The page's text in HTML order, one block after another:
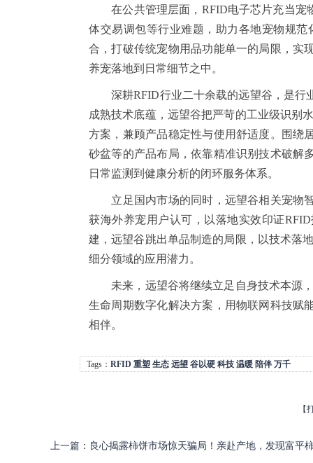
在公共管理层面，RFID电子芯片充当宠
体交易调包等行业难题，助力各地宠物规
合，打破传统宠物用品功能单一的局限，实
养宠落地到日常细节之中。
深耕RFID行业二十余载的远望谷，是行
成熟技术底蕴，远望谷把严苛的工业级识别
方案，兼顾产品稳定性与使用舒适度。围绕
砂盆等的产品布局，依靠精准识别技术破解
日常监测到健康分析的闭环服务体系。
立足国内市场的同时，远望谷相关宠物智
获海外养宠用户认可，以落地实效印证
建，远望谷跳出单品制造的局限，以技术落
细分领域的应用潜力。
未来，远望谷将继续立足自身技术本源，
生命周期数字化解决方案，用物联网科技赋
相伴。
Tags： RFID 重塑 生态 远望 谷以硬 科技 温暖 陪伴 万千
【
上一篇 ： 良心揭露柿饼市场惊天骗局！亲赴产地，发现富平